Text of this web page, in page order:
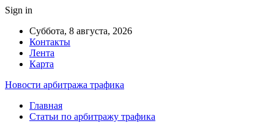
Sign in
Суббота, 8 августа, 2026
Контакты
Лента
Карта
Новости арбитража трафика
Главная
Статьи по арбитражу трафика